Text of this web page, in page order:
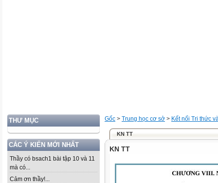
THƯ MỤC
CÁC Ý KIẾN MỚI NHẤT
Thầy có bsach1 bài tập 10 và 11
mà có...
Cảm ơn thầy!...
Gốc > Trung học cơ sở > Kết nối Tri thức
KN TT
KN TT